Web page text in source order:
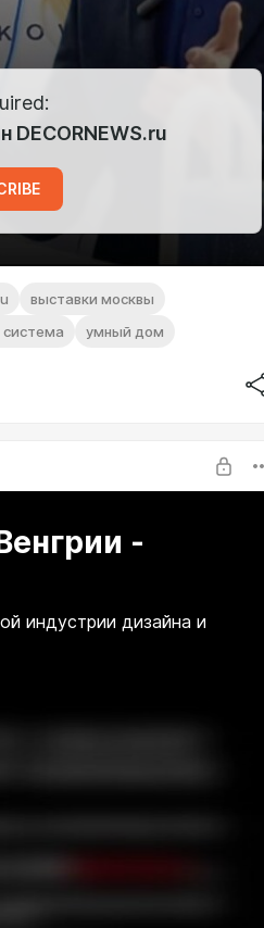
DECORNEWS.ru
выставки москвы
система умный дом
-
индустрии дизайна и